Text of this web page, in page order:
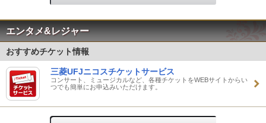
エンタメ&レジャー
おすすめチケット情報
三菱UFJニコスチケットサービス
コンサート、ミュージカルなど、各種チケットをWEBサイトからい
つでも簡単にお申込みいただけます。